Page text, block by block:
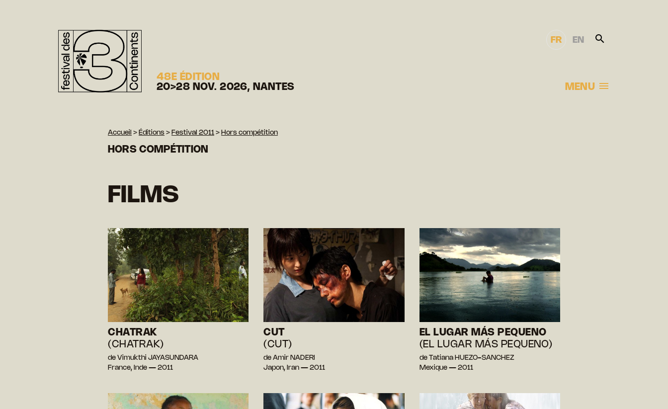
48E ÉDITION
20>28 NOV. 2026, NANTES
FR EN
MENU
Accueil > Éditions > Festival 2011 > Hors compétition
HORS COMPÉTITION
FILMS
CHATRAK
(CHATRAK)
de Vimukthi JAYASUNDARA
France, Inde — 2011
CUT
(CUT)
de Amir NADERI
Japon, Iran — 2011
EL LUGAR MÁS PEQUENO
(EL LUGAR MÁS PEQUENO)
de Tatiana HUEZO-SANCHEZ
Mexique — 2011